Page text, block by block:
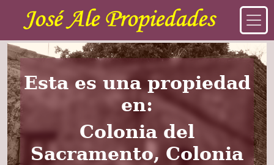
Esta es una propiedad
en:
Colonia del
Sacramento, Colonia